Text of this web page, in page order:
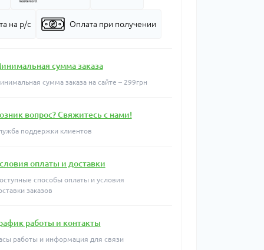
на р/с Оплата при получении
сумма заказа
сумма заказа на сайте – 299грн
вопрос? Свяжитесь с нами!
поддержки клиентов
оплаты и доставки
способы оплаты и условия
заказов
работы и контакты
работы и информация для связи